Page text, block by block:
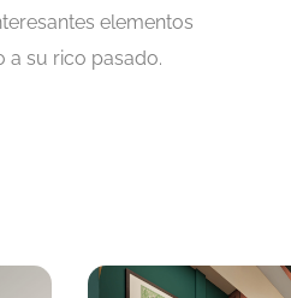
elementos
a su rico pasado.